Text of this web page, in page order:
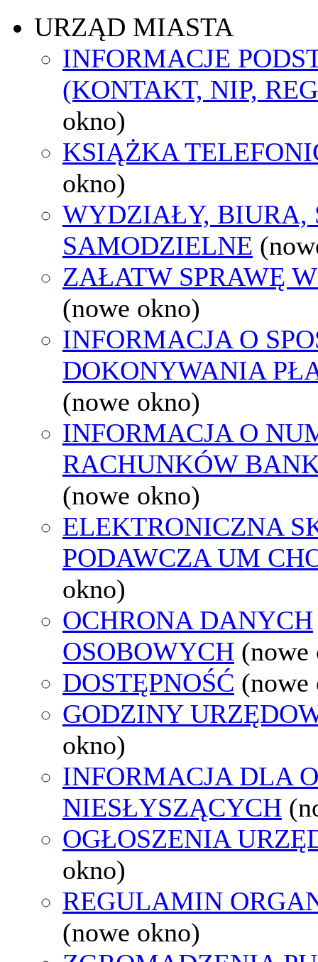
URZĄD MIASTA
INFORMACJE
(KONTAKT, NIP,
okno)
KSIĄŻKA
okno)
WYDZIAŁY, BIURA,
SAMODZIELNE
ZAŁATW SPRAWĘ
(nowe okno)
INFORMACJA O
DOKONYWANIA
(nowe okno)
INFORMACJA O
RACHUNKÓW
(nowe okno)
ELEKTRONICZNA
PODAWCZA UM
okno)
OCHRONA DANYCH
OSOBOWYCH (nowe
DOSTĘPNOŚĆ (nowe
GODZINY
okno)
INFORMACJA DLA
NIESŁYSZĄCYCH
OGŁOSZENIA
okno)
REGULAMIN
(nowe okno)